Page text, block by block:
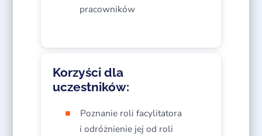
pracowników​
Korzyści dla
uczestników:
Poznanie roli facylitatora
i odróżnienie jej od roli